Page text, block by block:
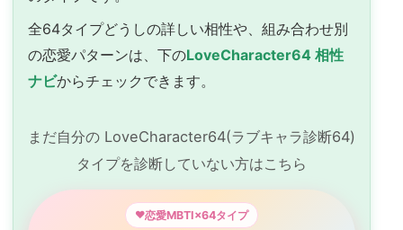
全64タイプどうしの詳しい相性や、組み合わせ別
の恋愛パターンは、下のLoveCharacter64 相性
ナビからチェックできます。
まだ自分の LoveCharacter64(ラブキャラ診断64)
タイプを診断していない方はこちら
恋愛MBTI×64タイプ